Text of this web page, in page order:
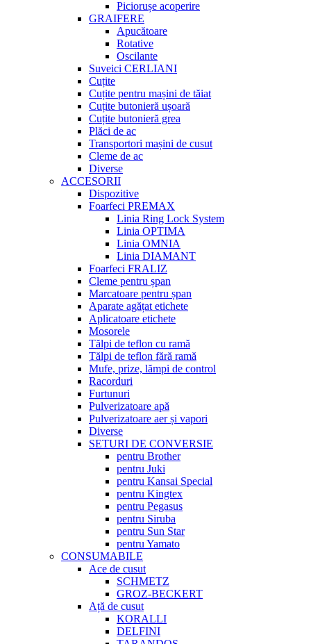
Piciorușe acoperire
GRAIFERE
Apucătoare
Rotative
Oscilante
Suveici CERLIANI
Cuțite
Cuțite pentru mașini de tăiat
Cuțite butonieră ușoară
Cuțite butonieră grea
Plăci de ac
Transportori mașini de cusut
Cleme de ac
Diverse
ACCESORII
Dispozitive
Foarfeci PREMAX
Linia Ring Lock System
Linia OPTIMA
Linia OMNIA
Linia DIAMANT
Foarfeci FRALIZ
Cleme pentru șpan
Marcatoare pentru șpan
Aparate agățat etichete
Aplicatoare etichete
Mosorele
Tălpi de teflon cu ramă
Tălpi de teflon fără ramă
Mufe, prize, lămpi de control
Racorduri
Furtunuri
Pulverizatoare apă
Pulverizatoare aer și vapori
Diverse
SETURI DE CONVERSIE
pentru Brother
pentru Juki
pentru Kansai Special
pentru Kingtex
pentru Pegasus
pentru Siruba
pentru Sun Star
pentru Yamato
CONSUMABILE
Ace de cusut
SCHMETZ
GROZ-BECKERT
Ață de cusut
KORALLI
DELFINI